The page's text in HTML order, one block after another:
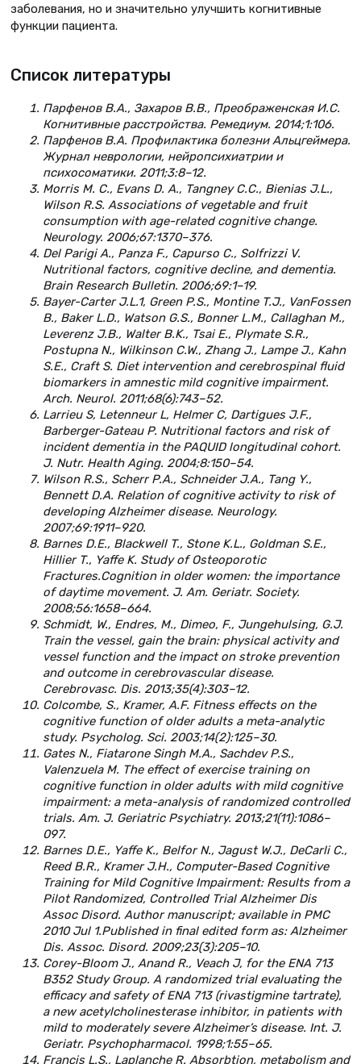
заболевания, но и значительно улучшить когнитивные
функции пациента.
Список литературы
Парфенов В.А., Захаров В.В., Преображенская И.С.
Когнитивные расстройства. Ремедиум. 2014;1:106.
Парфенов В.А. Профилактика болезни Альцгеймера.
Журнал неврологии, нейропсихиатрии и
психосоматики. 2011;3:8–12.
Morris M. C., Evans D. A., Tangney C.C., Bienias J.L.,
Wilson R.S. Associations of vegetable and fruit
consumption with age-related cognitive change.
Neurology. 2006;67:1370–376.
Del Parigi A., Panza F., Capurso C., Solfrizzi V.
Nutritional factors, cognitive decline, and dementia.
Brain Research Bulletin. 2006;69:1–19.
Bayer-Carter J.L.1, Green P.S., Montine T.J., VanFossen
B., Baker L.D., Watson G.S., Bonner L.M., Callaghan M.,
Leverenz J.B., Walter B.K., Tsai E., Plymate S.R.,
Postupna N., Wilkinson C.W., Zhang J., Lampe J., Kahn
S.E., Craft S. Diet intervention and cerebrospinal fluid
biomarkers in amnestic mild cognitive impairment.
Arch. Neurol. 2011;68(6):743–52.
Larrieu S, Letenneur L, Helmer C, Dartigues J.F.,
Barberger-Gateau P. Nutritional factors and risk of
incident dementia in the PAQUID longitudinal cohort.
J. Nutr. Health Aging. 2004;8:150–54.
Wilson R.S., Scherr P.A., Schneider J.A., Tang Y.,
Bennett D.A. Relation of cognitive activity to risk of
developing Alzheimer disease. Neurology.
2007;69:1911–920.
Barnes D.E., Blackwell T., Stone K.L., Goldman S.E.,
Hillier T., Yaffe K. Study of Osteoporotic
Fractures.Cognition in older women: the importance
of daytime movement. J. Am. Geriatr. Society.
2008;56:1658–664.
Schmidt, W., Endres, M., Dimeo, F., Jungehulsing, G.J.
Train the vessel, gain the brain: physical activity and
vessel function and the impact on stroke prevention
and outcome in cerebrovascular disease.
Cerebrovasc. Dis. 2013;35(4):303–12.
Colcombe, S., Kramer, A.F. Fitness effects on the
cognitive function of older adults a meta-analytic
study. Psycholog. Sci. 2003;14(2):125–30.
Gates N., Fiatarone Singh M.A., Sachdev P.S.,
Valenzuela M. The effect of exercise training on
cognitive function in older adults with mild cognitive
impairment: a meta-analysis of randomized controlled
trials. Am. J. Geriatric Psychiatry. 2013;21(11):1086–
097.
Barnes D.E., Yaffe K., Belfor N., Jagust W.J., DeCarli C.,
Reed B.R., Kramer J.H., Computer-Based Cognitive
Training for Mild Cognitive Impairment: Results from a
Pilot Randomized, Controlled Trial Alzheimer Dis
Assoc Disord. Author manuscript; available in PMC
2010 Jul 1.Published in final edited form as: Alzheimer
Dis. Assoc. Disord. 2009;23(3):205–10.
Corey-Bloom J., Anand R., Veach J, for the ENA 713
B352 Study Group. A randomized trial evaluating the
efficacy and safety of ENA 713 (rivastigmine tartrate),
a new acetylcholinesterase inhibitor, in patients with
mild to moderately severe Alzheimer’s disease. Int. J.
Geriatr. Psychopharmacol. 1998;1:55–65.
Francis L.S., Laplanche R. Absorbtion, metabolism and